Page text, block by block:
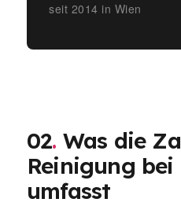
seit 2014 in Wien
02. Was die
Reinigung bei
umfasst